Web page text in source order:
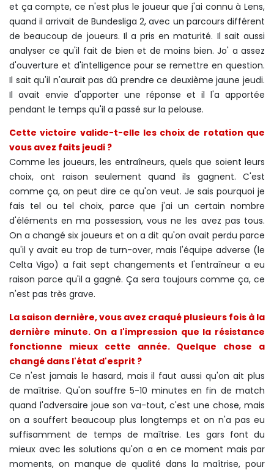
et ça compte, ce n'est plus le joueur que j'ai connu à Lens,
quand il arrivait de Bundesliga 2, avec un parcours différent
de beaucoup de joueurs. Il a pris en maturité. Il sait aussi
analyser ce qu'il fait de bien et de moins bien. Jo' a assez
d'ouverture et d'intelligence pour se remettre en question.
Il sait qu'il n'aurait pas dû prendre ce deuxième jaune jeudi.
Il avait envie d'apporter une réponse et il l'a apportée
pendant le temps qu'il a passé sur la pelouse.
Cette victoire valide-t-elle les choix de rotation que
vous avez faits jeudi ?
Comme les joueurs, les entraîneurs, quels que soient leurs
choix, ont raison seulement quand ils gagnent. C'est
comme ça, on peut dire ce qu'on veut. Je sais pourquoi je
fais tel ou tel choix, parce que j'ai un certain nombre
d'éléments en ma possession, vous ne les avez pas tous.
On a changé six joueurs et on a dit qu'on avait perdu parce
qu'il y avait eu trop de turn-over, mais l'équipe adverse (le
Celta Vigo) a fait sept changements et l'entraîneur a eu
raison parce qu'il a gagné. Ça sera toujours comme ça, ce
n'est pas très grave.
La saison dernière, vous avez craqué plusieurs fois à la
dernière minute. On a l'impression que la résistance
fonctionne mieux cette année. Quelque chose a
changé dans l'état d'esprit ?
Ce n'est jamais le hasard, mais il faut aussi qu'on ait plus
de maîtrise. Qu'on souffre 5-10 minutes en fin de match
quand l'adversaire joue son va-tout, c'est une chose, mais
on a souffert beaucoup plus longtemps et on n'a pas eu
suffisamment de temps de maîtrise. Les gars font du
mieux avec les solutions qu'on a en ce moment mais par
moments, on manque de qualité dans la maîtrise, pour